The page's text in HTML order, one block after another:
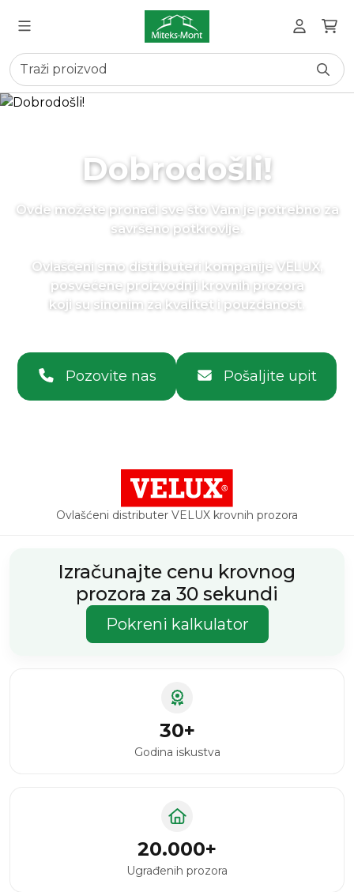
Dobrodošli!
Ovde možete pronaći sve što Vam je potrebno za
savršeno potkrovlje.
Ovlašćeni smo distributeri kompanije VELUX,
posvećene proizvodnji krovnih prozora
koji su sinonim za kvalitet i pouzdanost.
Pozovite nas Pošaljite upit
Ovlašćeni distributer VELUX krovnih prozora
Izračunajte cenu krovnog
prozora za 30 sekundi
Pokreni kalkulator
30+
Godina iskustva
20.000+
Ugrađenih prozora